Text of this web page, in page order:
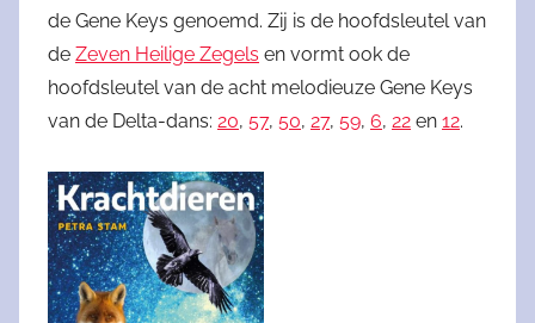
de Gene Keys genoemd. Zij is de hoofdsleutel van
de Zeven Heilige Zegels en vormt ook de
hoofdsleutel van de acht melodieuze Gene Keys
van de Delta-dans: 20, 57, 50, 27, 59, 6, 22 en 12.